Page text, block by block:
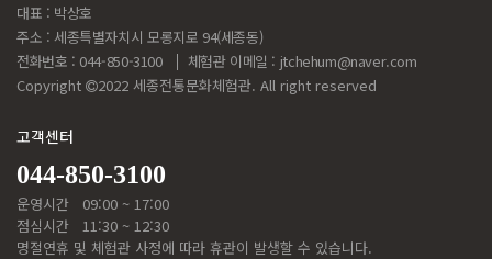
대표 : 박상호
주소 : 세종특별자치시 모롱지로 94(세종동)
전화번호 : 044-850-3100
체험관 이메일 : jtchehum@naver.com
Copyright
2022 세종전통문화체험관. All right reserved
고객센터
044-850-3100
운영시간
09:00 ~ 17:00
점심시간
11:30 ~ 12:30
명절연휴 및 체험관 사정에 따라 휴관이 발생할 수 있습니다.